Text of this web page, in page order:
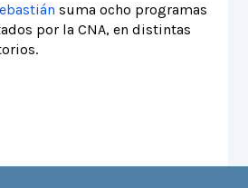
suma ocho programas
por la CNA, en distintas